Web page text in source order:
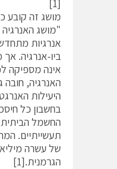
[1]
מושג זה קובע
"מושג
אנרגיות
ביו-אנרגיה. אך
אינה מספיקה
האנרגיה,
היעילות
בחשבון כל
החשמל
תעשייתיים.
של עשרה
הגרמנית.[1]